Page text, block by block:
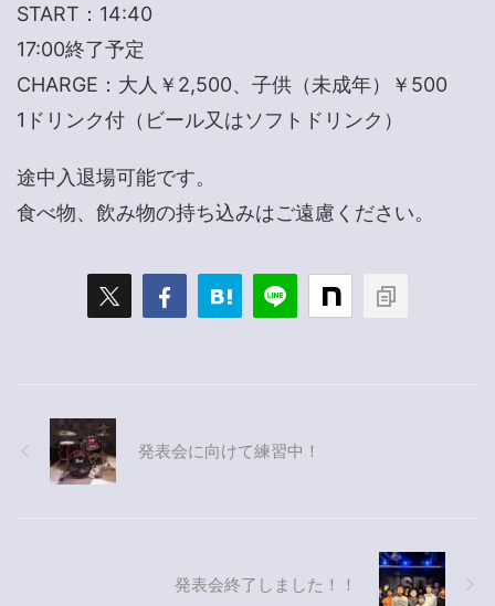
START：14:40
17:00終了予定
CHARGE：大人￥2,500、子供（未成年）￥500
1ドリンク付（ビール又はソフトドリンク）
途中入退場可能です。
食べ物、飲み物の持ち込みはご遠慮ください。
発表会に向けて練習中！
発表会終了しました！！